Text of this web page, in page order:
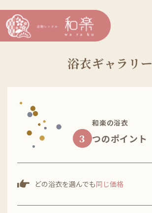
浴衣ギャラリー
和楽の浴衣
３ つのポイント
どの浴衣を選んでも同じ価格